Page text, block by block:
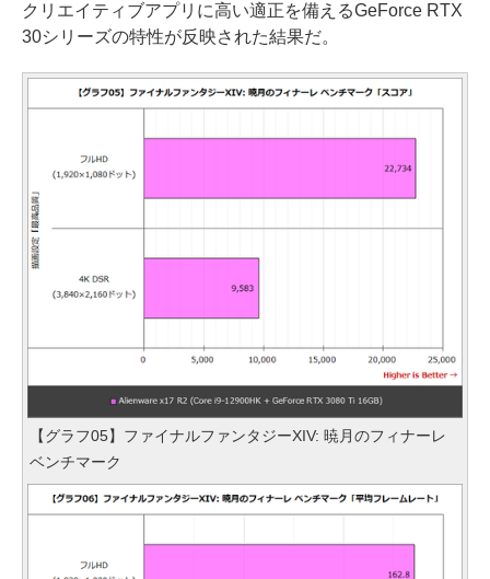
クリエイティブアプリに高い適正を備えるGeForce RTX
30シリーズの特性が反映された結果だ。
【グラフ05】ファイナルファンタジーXIV: 暁月のフィナーレ
ベンチマーク